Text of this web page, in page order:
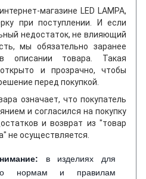
магазине LED LAMPA,
при поступлении. И если
недостаток, не влияющий
мы обязательно заранее
товара. Такая
и прозрачно, чтобы
перед покупкой.
означает, что покупатель
и согласился на покупку
и возврат из "товар
не осуществляется.
: в изделиях для
нормам и правилам